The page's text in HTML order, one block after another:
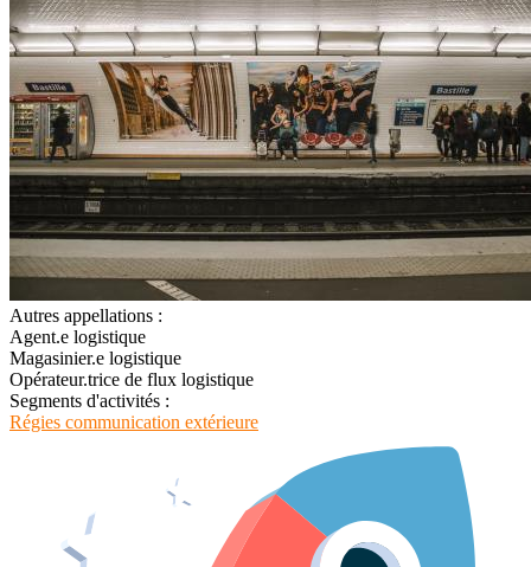
Autres appellations :
Agent.e logistique
Magasinier.e logistique
Opérateur.trice de flux logistique
Segments d'activités :
Régies communication extérieure